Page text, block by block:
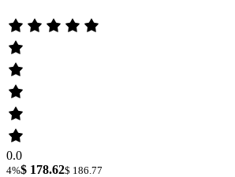
0.0
4%$ 178.62$ 186.77